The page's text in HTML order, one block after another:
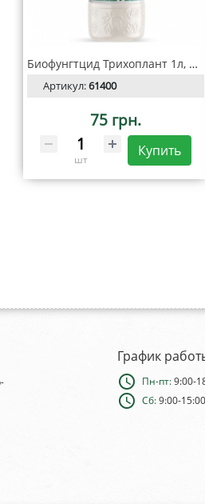
Биофунгтцид Трихоплант 1л, Киссон
Артикул:61400
75 грн.
шт
Купить
График
schedule Пн-пт: 9:00-
schedule Сб: 9:00-15:00